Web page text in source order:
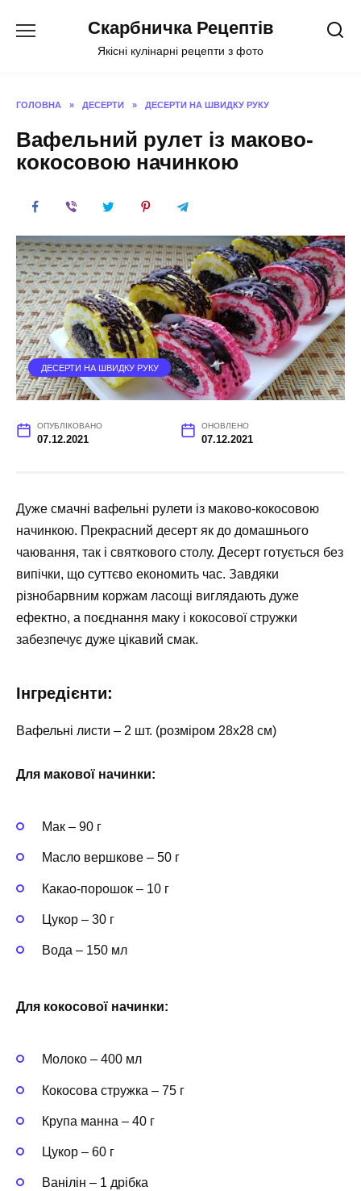
Скарбничка Рецептів
Якісні кулінарні рецепти з фото
ГОЛОВНА » ДЕСЕРТИ » ДЕСЕРТИ НА ШВИДКУ РУКУ
Вафельний рулет із маково-
кокосовою начинкою
ДЕСЕРТИ НА ШВИДКУ РУКУ
ОПУБЛІКОВАНО
07.12.2021
ОНОВЛЕНО
07.12.2021
Дуже смачні вафельні рулети із маково-кокосовою
начинкою. Прекрасний десерт як до домашнього
чаювання, так і святкового столу. Десерт готується без
випічки, що суттєво економить час. Завдяки
різнобарвним коржам ласощі виглядають дуже
ефектно, а поєднання маку і кокосової стружки
забезпечує дуже цікавий смак.
Інгредієнти:
Вафельні листи – 2 шт. (розміром 28х28 см)
Для макової начинки:
Мак – 90 г
Масло вершкове – 50 г
Какао-порошок – 10 г
Цукор – 30 г
Вода – 150 мл
Для кокосової начинки:
Молоко – 400 мл
Кокосова стружка – 75 г
Крупа манна – 40 г
Цукор – 60 г
Ванілін – 1 дрібка